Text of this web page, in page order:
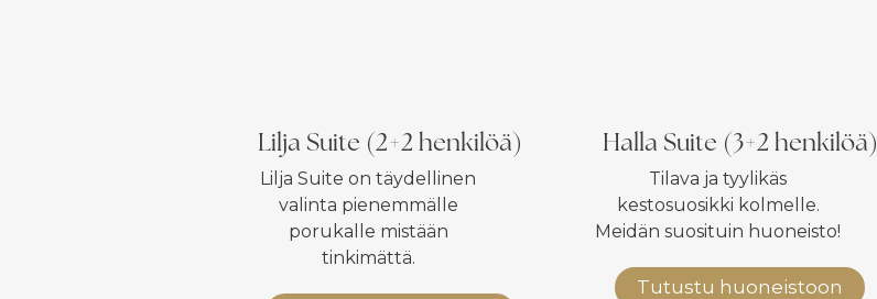
Lilja Suite (2+2 henkilöä)
Lilja Suite on täydellinen
valinta pienemmälle
porukalle mistään
tinkimättä.
Halla Suite (3+2 henkilöä)
Tilava ja tyylikäs
kestosuosikki kolmelle.
Meidän suosituin huoneisto!
Tutustu huoneistoon